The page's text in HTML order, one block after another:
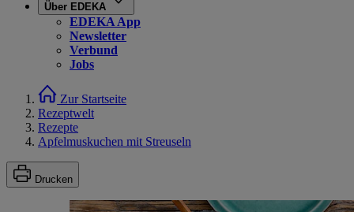
Über EDEKA
EDEKA App
Newsletter
Verbund
Jobs
Zur Startseite
Rezeptwelt
Rezepte
Apfelmuskuchen mit Streuseln
Drucken